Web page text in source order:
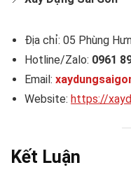
Địa chỉ: 05 Phùng
Hotline/Zalo: 0961
Email:
Website: https://
Kết Luận